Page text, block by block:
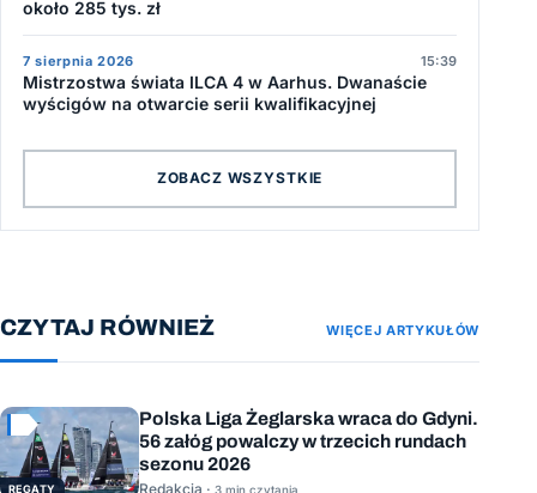
około 285 tys. zł
7 sierpnia 2026 15:39
Mistrzostwa świata ILCA 4 w Aarhus. Dwanaście
wyścigów na otwarcie serii kwalifikacyjnej
ZOBACZ WSZYSTKIE
CZYTAJ RÓWNIEŻ WIĘCEJ ARTYKUŁÓW
REGATY
Polska Liga Żeglarska wraca do Gdyni.
56 załóg powalczy w trzecich rundach
sezonu 2026
Redakcja · 3 min czytania